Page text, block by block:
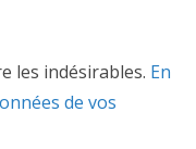
les indésirables. En
de vos